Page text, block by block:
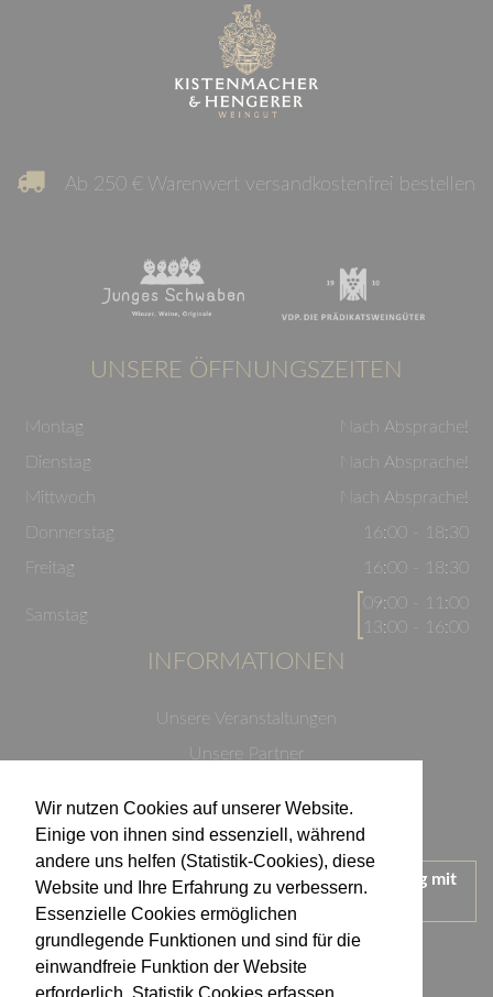
Wir nutzen Cookies auf unserer Website.
Einige von ihnen sind essenziell, während
andere uns helfen (Statistik-Cookies), diese
Website und Ihre Erfahrung zu verbessern.
Essenzielle Cookies ermöglichen
grundlegende Funktionen und sind für die
einwandfreie Funktion der Website
Ab 250 € Warenwert versandkostenfrei bestellen
UNSERE ÖFFNUNGSZEITEN
Montag
Nach Absprache!
Dienstag
Nach Absprache!
Mittwoch
Nach Absprache!
Donnerstag
16:00 - 18:30
Freitag
16:00 - 18:30
Samstag
09:00 - 11:00
13:00 - 16:00
INFORMATIONEN
Unsere Veranstaltungen
Unsere Partner
Impressum
Wir treten für einen verantwortungsvollen Umgang mit
Alkohol ein.
KONTAKT